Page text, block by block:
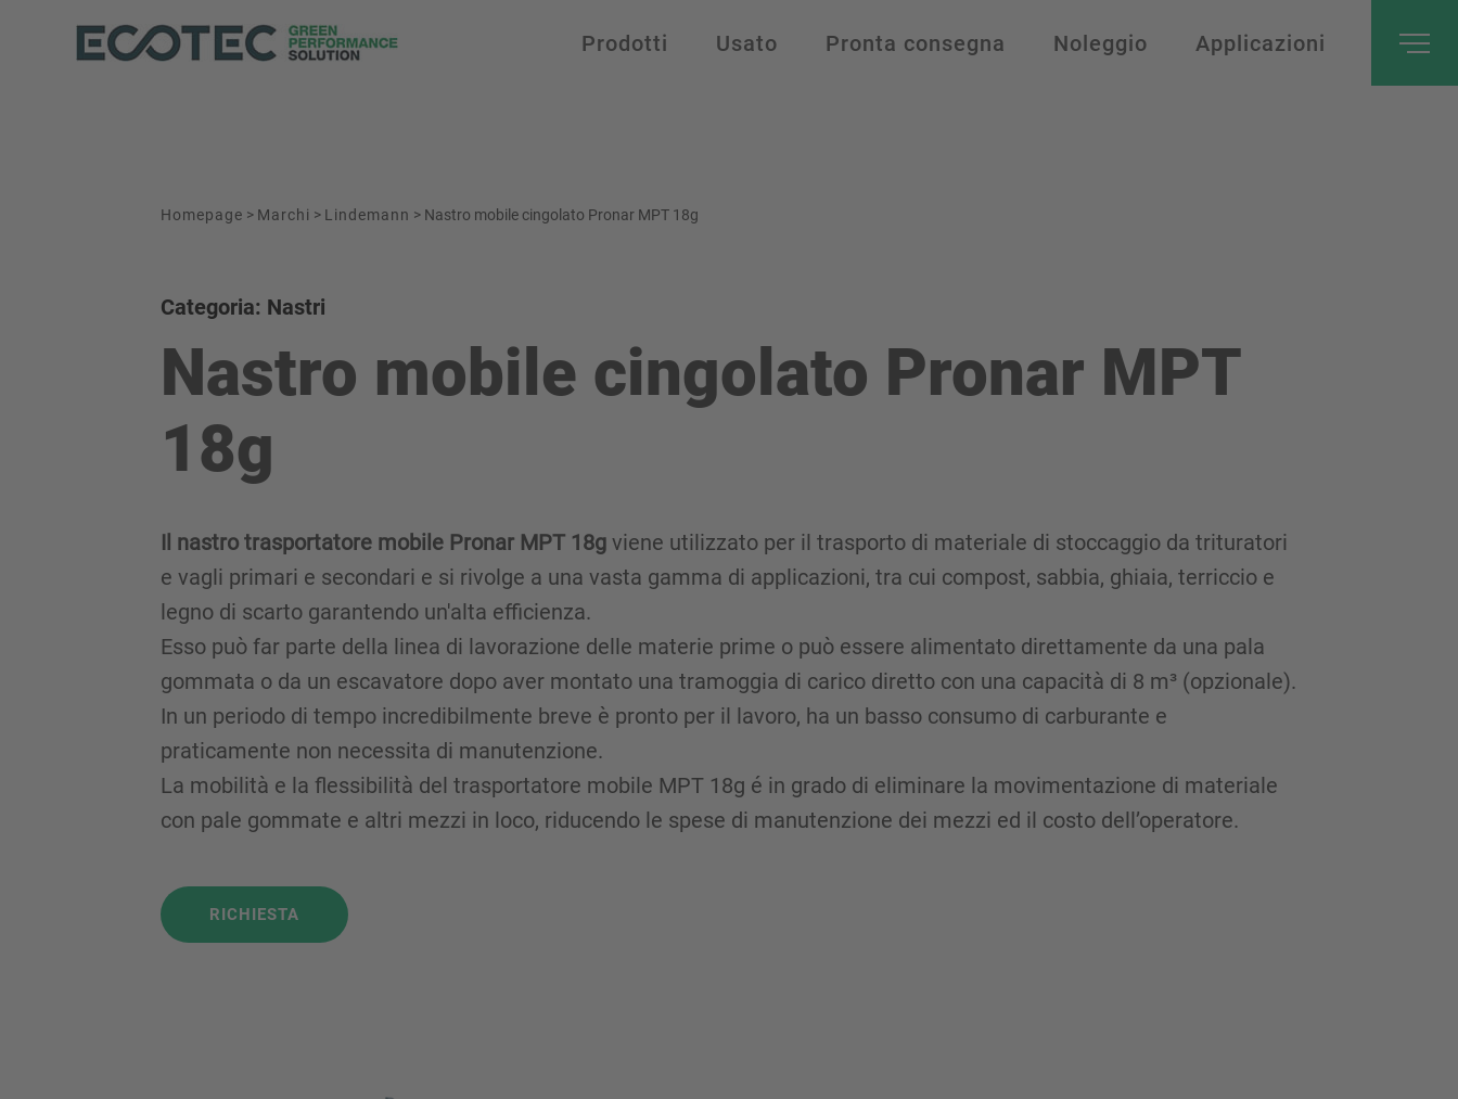
Prodotti Usato Pronta consegna Noleggio Applicazioni
Homepage > Marchi > Lindemann > Nastro mobile cingolato Pronar MPT 18g
Categoria: Nastri
Nastro mobile cingolato Pronar MPT
18g
Il nastro trasportatore mobile Pronar MPT 18g viene utilizzato per il trasporto di materiale di stoccaggio da trituratori
e vagli primari e secondari e si rivolge a una vasta gamma di applicazioni, tra cui compost, sabbia, ghiaia, terriccio e
legno di scarto garantendo un'alta efficienza.
Esso può far parte della linea di lavorazione delle materie prime o può essere alimentato direttamente da una pala
gommata o da un escavatore dopo aver montato una tramoggia di carico diretto con una capacità di 8 m³ (opzionale).
In un periodo di tempo incredibilmente breve è pronto per il lavoro, ha un basso consumo di carburante e
praticamente non necessita di manutenzione.
La mobilità e la flessibilità del trasportatore mobile MPT 18g é in grado di eliminare la movimentazione di materiale
con pale gommate e altri mezzi in loco, riducendo le spese di manutenzione dei mezzi ed il costo dell’operatore.
RICHIESTA